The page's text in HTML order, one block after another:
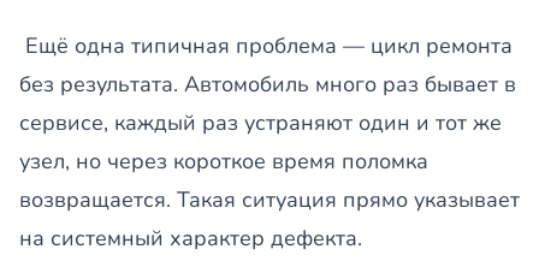
Ещё одна типичная проблема — цикл ремонта
без результата. Автомобиль много раз бывает в
сервисе, каждый раз устраняют один и тот же
узел, но через короткое время поломка
возвращается. Такая ситуация прямо указывает
на системный характер дефекта.